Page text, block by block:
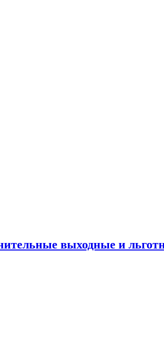
выходные и